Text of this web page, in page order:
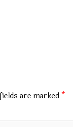
are marked *